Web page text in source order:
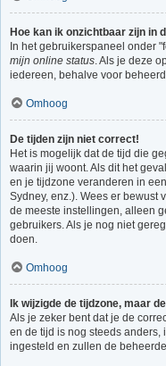
Hoe kan ik onzichtbaar zijn in
In het gebruikerspaneel onder
mijn online status. Als je deze
iedereen, behalve voor
Omhoog
De tijden zijn niet correct!
Het is mogelijk dat de tijd die
waarin jij woont. Als dit het
en je tijdzone veranderen in
Sydney, enz.). Wees er bewust
de meeste instellingen, alleen
gebruikers. Als je nog niet
doen.
Omhoog
Ik wijzigde de tijdzone, maar
Als je zeker bent dat je de
en de tijd is nog steeds anders,
ingesteld en zullen de